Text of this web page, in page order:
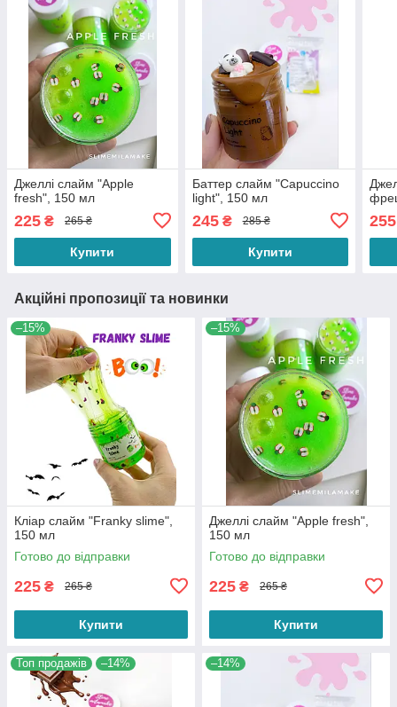
Джеллі слайм "Apple
fresh", 150 мл
225 ₴ 265 ₴
Купити
Баттер слайм "Capuccino
light", 150 мл
245₴ 285 ₴
Купити
255
Акційні пропозиції та новинки
–15%
Кліар слайм "Franky slime",
150 мл
Готово до відправки
225 ₴ 265 ₴
Купити
–15%
Джеллі слайм "Apple fresh",
150 мл
Готово до відправки
225 ₴ 265 ₴
Купити
Топ продажів –14% –14%